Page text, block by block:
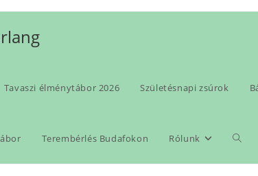
Tavaszi élménytábor 2026 Születésnapi zsúrok
Terembérlés Budafokon Rólunk Toggle